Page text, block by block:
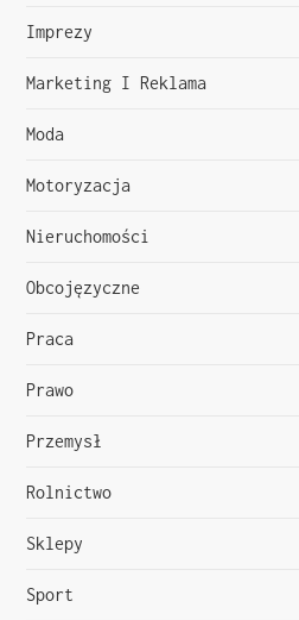
w
p
i
s
u
Imprezy
Marketing I Reklama
Moda
Motoryzacja
Nieruchomości
Obcojęzyczne
Praca
Prawo
Przemysł
Rolnictwo
Sklepy
Sport